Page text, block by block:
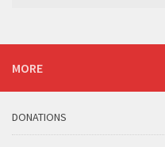
MORE
DONATIONS